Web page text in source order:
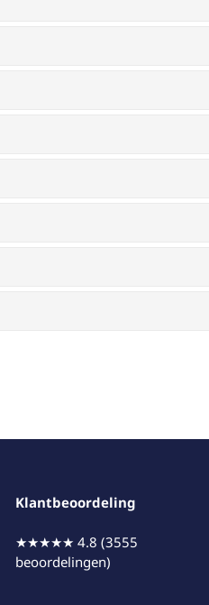
Klantbeoordeling
★★★★★ 4.8 (3555
beoordelingen)